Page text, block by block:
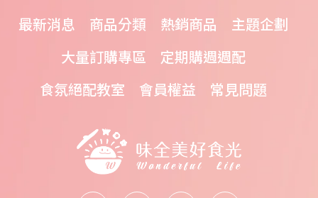
最新消息
商品分類 熱銷商品
主題企劃
大量訂購專區
定期購週週配
食氛絕配教室
會員權益 常見問題